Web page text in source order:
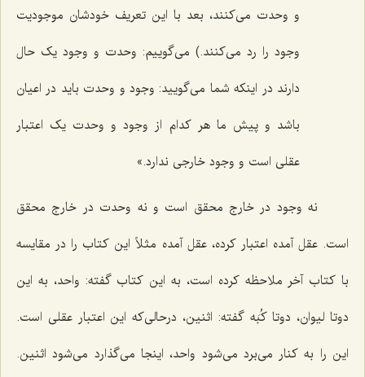
و وحدت مى‌کنند، بعد با این تعریف خودشان موجودیت
وجود را رد مى‌کنند.) می‌گوییم: وحدت و وجود یک حال
دارند در اینکه شما مى‌گویید: وجود و وحدت باید در اعیان
باشد و پیش ما هر کدام از وجود و وحدت یک اعتبار
عقلى است و وجود خارجى ندارد.»
نه وجود در خارج محقق است و نه وحدت در خارج محقق
است. عقل آمده اعتبار کرده، عقل آمده مثلاً این کتاب را در مقایسه
با کتاب آخر ملاحظه کرده است، به این کتاب گفته: واحد، به این
دوتا لیوان، دوتا کُبَه گفته: اثنین، درحالى‌که این اعتبار عقلى است.
این را به کنار مى‌برد مى‌شود واحد، اینجا مى‌گذارد مى‌شود اثنین.